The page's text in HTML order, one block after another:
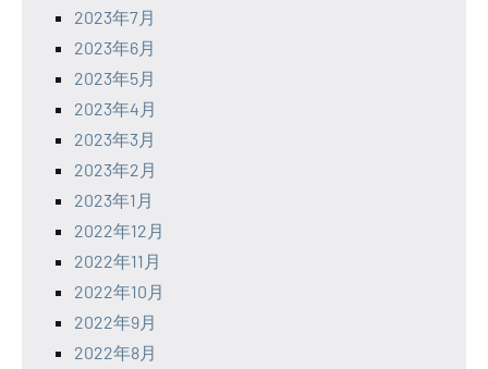
2023年7月
2023年6月
2023年5月
2023年4月
2023年3月
2023年2月
2023年1月
2022年12月
2022年11月
2022年10月
2022年9月
2022年8月